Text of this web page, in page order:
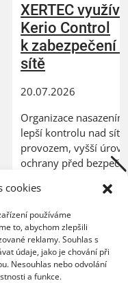
cookies
používáme
to, abychom zlepšili
reklamy. Souhlas s
údaje, jako je chování při
Nesouhlas nebo odvolání
a funkce.
XERTEC
Kerio Control
k zabezpečení
sítě
20.07.2026
Organizace
lepší kontrolu nad
provozem, vyšší
ochrany před
hrozbami a
pro vzdálenou práci
července 2026 –
GFI Software,
oblasti bezpeč ...